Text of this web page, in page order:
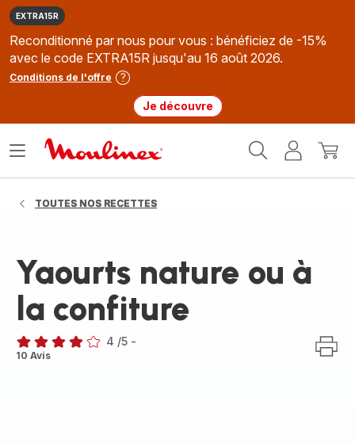
EXTRA15R
Reconditionné par nous pour vous : bénéficiez de -15%
avec le code EXTRA15R jusqu'au 16 août 2026.
Conditions de l'offre
Je découvre
MonMon
Ouvrir
TOUTES NOS RECETTES
Yaourts nature ou à
la confiture
Avis
4 /5 -
10 Avis